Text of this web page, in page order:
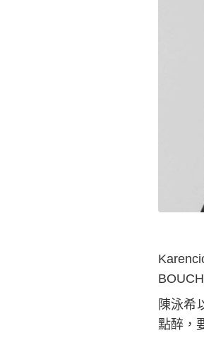
陳泳希
點醉，